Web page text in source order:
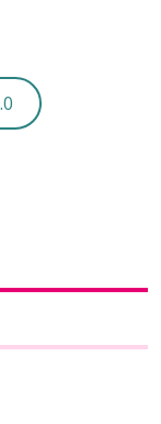
info@elvislab.lt